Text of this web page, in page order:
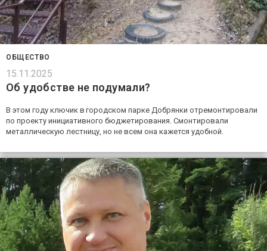
ОБЩЕСТВО
15.11.2025
Об удобстве не подумали?
В этом году ключик в городском парке Добрянки отремонтировали
по проекту инициативного бюджетирования. Смонтировали
металлическую лестницу, но не всем она кажется удобной.